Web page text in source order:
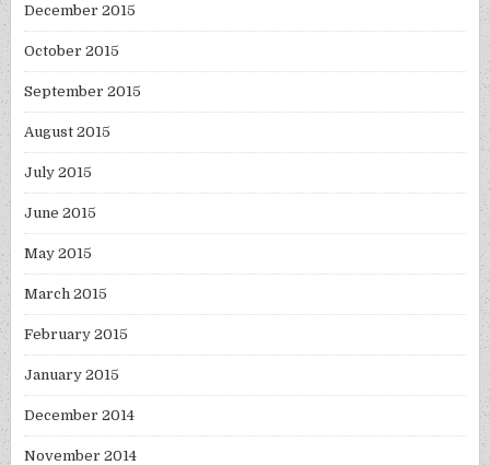
December 2015
October 2015
September 2015
August 2015
July 2015
June 2015
May 2015
March 2015
February 2015
January 2015
December 2014
November 2014